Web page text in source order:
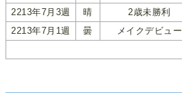
2213年7月3週
晴 2歳未勝利
2213年7月1週
曇 メイクデビュー